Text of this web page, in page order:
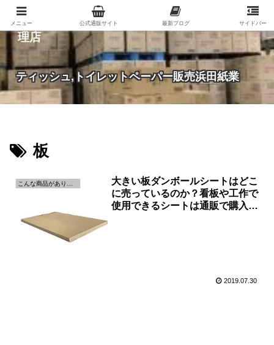
紙（家庭紙・包装紙・印刷用紙など）の総合代
理店
ティッシュ,トイレットペーパー販売浜田紙業
板
大きい板ダンボールシートはどこ
に売っているのか？看板や工作で
使用できるシートは通販で購入で
2019.07.30
メニュー 公式通販サイト 最新ブログ サイドバー